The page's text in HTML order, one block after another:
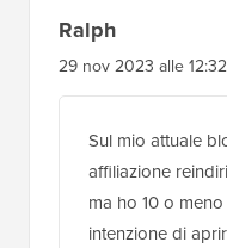
Ralph
29 nov 2023 alle 12:32
Sul mio attuale
affiliazione
ma ho 10 o
intenzione di